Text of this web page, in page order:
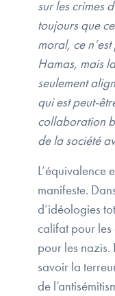
sur les crimes
toujours que
moral, ce
Hamas, mais
seulement
qui est peut-
collaboration
de la société
L’équivalence
manifeste.
d’idéologies
califat pour les
pour les nazis.
savoir la
de